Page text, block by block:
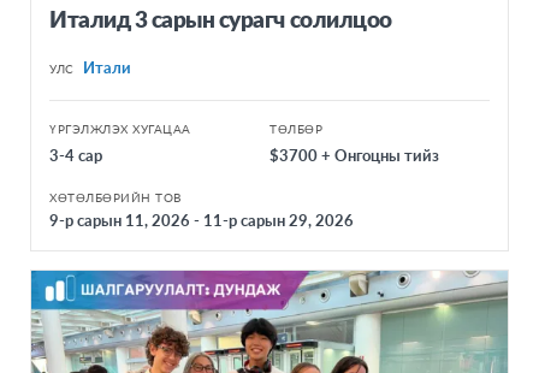
Италид 3 сарын сурагч солилцоо
УЛС Итали
ҮРГЭЛЖЛЭХ ХУГАЦАА
3-4 сар
ТӨЛБӨР
$3700 + Онгоцны тийз
ХӨТӨЛБӨРИЙН ТОВ
9-р сарын 11, 2026 - 11-р сарын 29, 2026